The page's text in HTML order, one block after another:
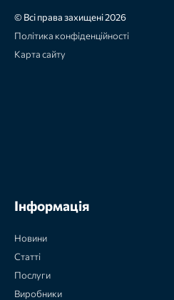
© Всі права захищені 2026
Політика конфіденційності
Карта сайту
Інформація
Новини
Статті
Послуги
Виробники